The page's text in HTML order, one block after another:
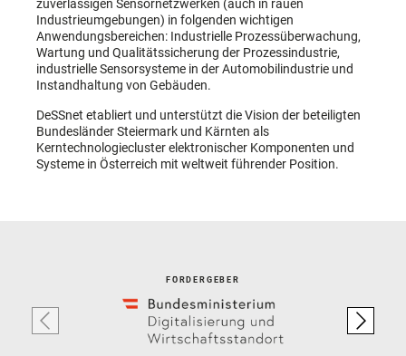
zuverlässigen Sensornetzwerken (auch in rauen
Industrieumgebungen) in folgenden wichtigen
Anwendungsbereichen: Industrielle Prozessüberwachung,
Wartung und Qualitätssicherung der Prozessindustrie,
industrielle Sensorsysteme in der Automobilindustrie und
Instandhaltung von Gebäuden.
DeSSnet etabliert und unterstützt die Vision der beteiligten
Bundesländer Steiermark und Kärnten als
Kerntechnologiecluster elektronischer Komponenten und
Systeme in Österreich mit weltweit führender Position.
FÖRDERGEBER